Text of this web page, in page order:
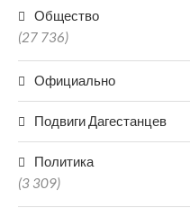
Общество
(27 736)
Официально
Подвиги Дагестанцев
Политика
(3 309)